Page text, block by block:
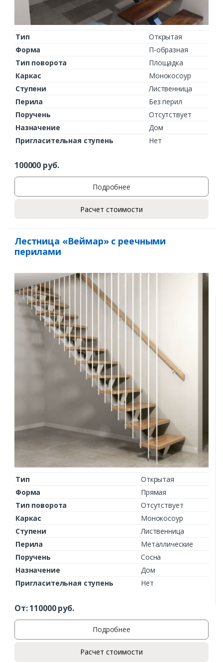
Тип
Открытая
Форма
П-образная
Тип поворота
Площадка
Каркас
Монокосоур
Ступени
Лиственница
Перила
Без перил
Поручень
Отсутствует
Назначение
Дом
Пригласительная ступень
Нет
100000 руб.
Подробнее
Расчет стоимости
Лестница «Веймар» с реечными
перилами
Тип
Открытая
Форма
Прямая
Тип поворота
Отсутствует
Каркас
Монокосоур
Ступени
Лиственница
Перила
Металлические
Поручень
Сосна
Назначение
Дом
Пригласительная ступень
Нет
От:110000руб.
Подробнее
Расчет стоимости